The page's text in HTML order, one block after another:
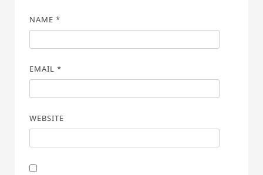
NAME *
EMAIL *
WEBSITE